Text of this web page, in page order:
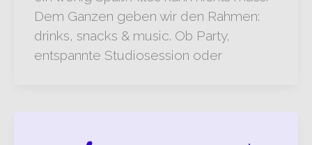
Dem Ganzen geben wir den Rahmen:
drinks, snacks & music. Ob Party,
entspannte Studiosession oder